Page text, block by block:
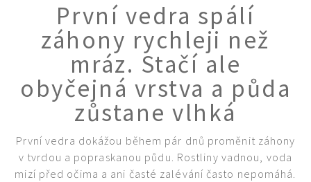
První vedra spálí
záhony rychleji než
mráz. Stačí ale
obyčejná vrstva a půda
zůstane vlhká
První vedra dokážou během pár dnů proměnit záhony
v tvrdou a popraskanou půdu. Rostliny vadnou, voda
mizí před očima a ani časté zalévání často nepomáhá.